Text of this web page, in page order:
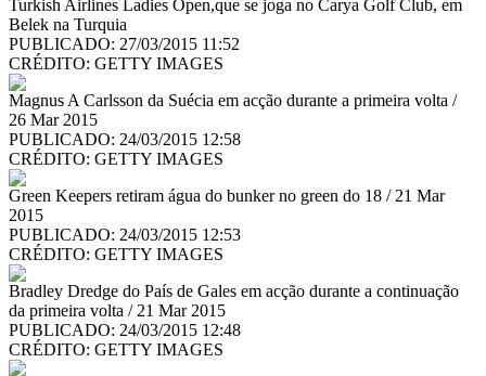
Turkish Airlines Ladies Open,que se joga no Carya Golf Club, em
Belek na Turquia
PUBLICADO: 27/03/2015 11:52
CRÉDITO: GETTY IMAGES
Magnus A Carlsson da Suécia em acção durante a primeira volta /
26 Mar 2015
PUBLICADO: 24/03/2015 12:58
CRÉDITO: GETTY IMAGES
Green Keepers retiram água do bunker no green do 18 / 21 Mar
2015
PUBLICADO: 24/03/2015 12:53
CRÉDITO: GETTY IMAGES
Bradley Dredge do País de Gales em acção durante a continuação
da primeira volta / 21 Mar 2015
PUBLICADO: 24/03/2015 12:48
CRÉDITO: GETTY IMAGES